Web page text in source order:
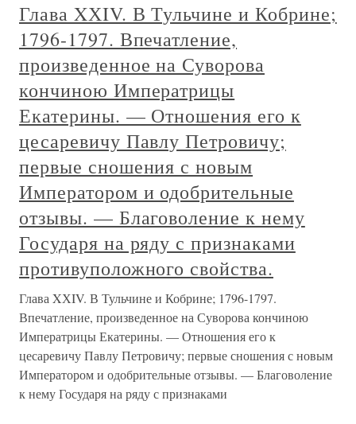
Глава XХIV. В Тульчине и Кобрине;
1796-1797. Впечатление,
произведенное на Суворова
кончиною Императрицы
Екатерины. — Отношения его к
цесаревичу Павлу Петровичу;
первые сношения с новым
Императором и одобрительные
отзывы. — Благоволение к нему
Государя на ряду с признаками
противуположного свойства.
Глава XХIV. В Тульчине и Кобрине; 1796-1797.
Впечатление, произведенное на Суворова кончиною
Императрицы Екатерины. — Отношения его к
цесаревичу Павлу Петровичу; первые сношения с новым
Императором и одобрительные отзывы. — Благоволение
к нему Государя на ряду с признаками